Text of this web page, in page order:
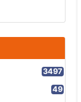
3497
49